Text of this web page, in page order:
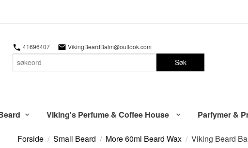
41696407 VikingBeardBalm@outlook.com
Søk
Viking's Perfume & Coffee House Parfymer &
Forside Small Beard More 60ml Beard Wax Viking Beard